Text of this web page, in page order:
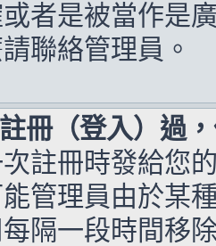
者是被當作是
聯絡管理員。
冊（登入）過
註冊時發給您
管理員由於某
隔一段時間移